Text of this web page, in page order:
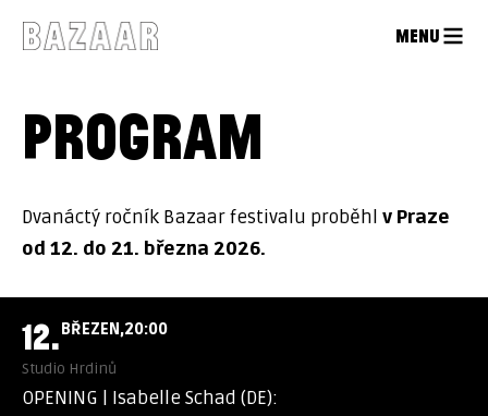
MENU
PROGRAM
Dvanáctý ročník Bazaar festivalu proběhl v Praze
od 12. do 21. března 2026.
12.BŘEZEN 20:00
Studio Hrdinů
OPENING | Isabelle Schad (DE):